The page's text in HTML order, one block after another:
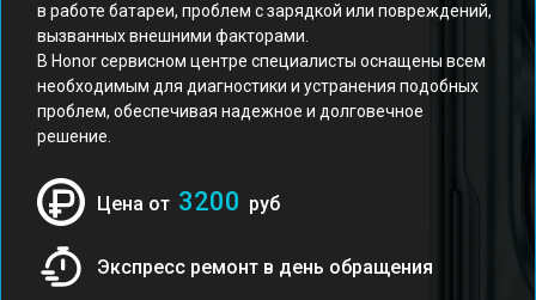
в работе батареи, проблем с зарядкой или повреждений,
вызванных внешними факторами.
В Honor сервисном центре специалисты оснащены всем
необходимым для диагностики и устранения подобных
проблем, обеспечивая надежное и долговечное
решение.
Цена от 3200 руб
Экспресс ремонт в день обращения